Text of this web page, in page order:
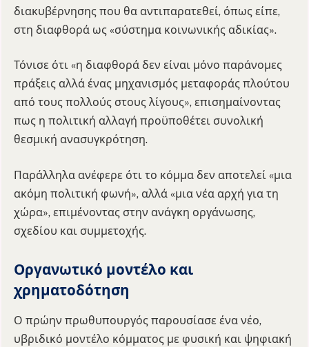
διακυβέρνησης που θα αντιπαρατεθεί, όπως είπε,
στη διαφθορά ως «σύστημα κοινωνικής αδικίας».
Τόνισε ότι «η διαφθορά δεν είναι μόνο παράνομες
πράξεις αλλά ένας μηχανισμός μεταφοράς πλούτου
από τους πολλούς στους λίγους», επισημαίνοντας
πως η πολιτική αλλαγή προϋποθέτει συνολική
θεσμική ανασυγκρότηση.
Παράλληλα ανέφερε ότι το κόμμα δεν αποτελεί «μια
ακόμη πολιτική φωνή», αλλά «μια νέα αρχή για τη
χώρα», επιμένοντας στην ανάγκη οργάνωσης,
σχεδίου και συμμετοχής.
Οργανωτικό μοντέλο και
χρηματοδότηση
Ο πρώην πρωθυπουργός παρουσίασε ένα νέο,
υβριδικό μοντέλο κόμματος με φυσική και ψηφιακή